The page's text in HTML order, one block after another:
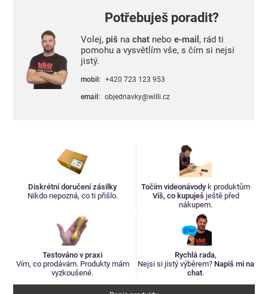
Potřebuješ poradit?
Volej, piš na chatnebo e-mail , rád ti
pomohu a vysvětlím vše, s čím si nejsi
jistý.
mobil: +420 723 123 953
email: objednavky@willi.cz
Diskrétní doručení zásilky
Nikdo nepozná, co ti přišlo.
Točím videonávody k produktům
Víš, co kupuješ ještě před
nákupem.
Testováno v praxi
Vím, co prodávám. Produkty mám
vyzkoušené.
Rychlá rada,
Nejsi si jistý výběrem? Napiš mi na
chat.